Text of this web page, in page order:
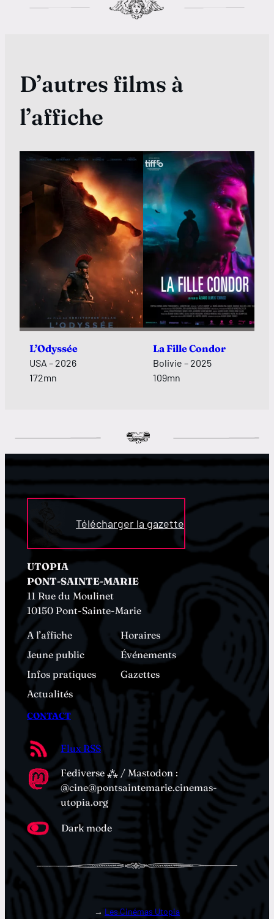
D’autres films à
l’affiche
L’Odyssée
USA – 2026
172mn
La Fille Condor
Bolivie – 2025
109mn
Télécharger la gazette
UTOPIA
PONT-SAINTE-MARIE
11 Rue du Moulinet
10150 Pont-Sainte-Marie
A l’affiche
Horaires
Jeune public
Événements
Infos pratiques
Gazettes
Actualités
CONTACT
Flux RSS
Fediverse ⁂ / Mastodon :
@cine@pontsaintemarie.cinemas-
utopia.org
Dark mode
→ Les Cinémas Utopia